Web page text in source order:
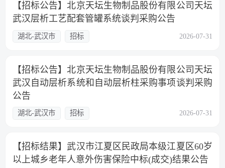
【招标公告】北京天坛生物制品股份有限公司天坛
武汉层析工艺配套管罐系统谈判采购公告
湖北-武汉市 招标 2026-07-31
【招标公告】北京天坛生物制品股份有限公司天坛
武汉自动层析系统和自动层析柱采购事项谈判采购
公告
湖北-武汉市 招标 2026-07-31
【招标结果】武汉市江夏区民政局本级江夏区60岁
以上城乡老年人意外伤害保险中标(成交)结果公告